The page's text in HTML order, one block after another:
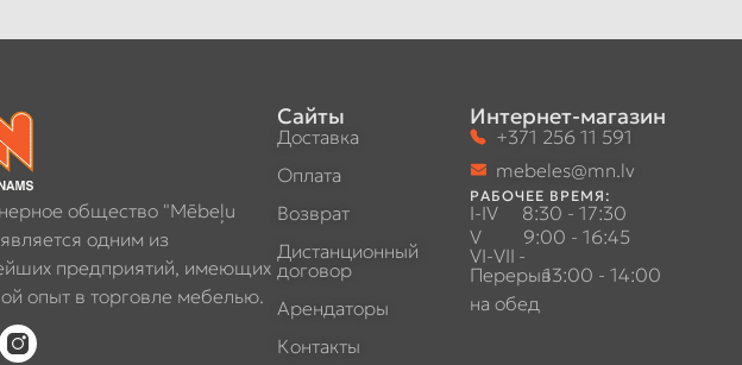
общество "Mēbeļu
одним из
предприятий, имеющих
опыт в торговле мебелью.
Сайты
Доставка
Оплата
Возврат
Дистанционный
договор
Арендаторы
Контакты
Интернет-магазин
+371 256 11 591
mebeles@mn.lv
РАБОЧЕЕ ВРЕМЯ:
I-IV
8:30 - 17:30
V
9:00 - 16:45
VI-VII -
Перерыв
на обед
13:00 - 14:00